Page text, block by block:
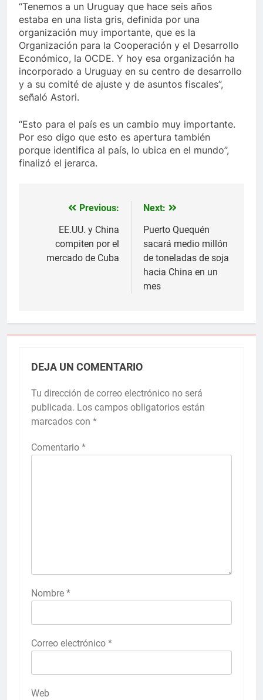
“Tenemos a un Uruguay que hace seis años
estaba en una lista gris, definida por una
organización muy importante, que es la
Organización para la Cooperación y el Desarrollo
Económico, la OCDE. Y hoy esa organización ha
incorporado a Uruguay en su centro de desarrollo
y a su comité de ajuste y de asuntos fiscales”,
señaló Astori.
“Esto para el país es un cambio muy importante.
Por eso digo que esto es apertura también
porque identifica al país, lo ubica en el mundo”,
finalizó el jerarca.
Navegación
entradas
Previous:
EE.UU. y China
compiten por el
mercado de Cuba
Next:
Puerto Quequén
sacará medio millón
de toneladas de soja
hacia China en un
mes
DEJA UN COMENTARIO
Tu dirección de correo electrónico no será
publicada. Los campos obligatorios están
marcados con *
Comentario *
Nombre *
Correo electrónico *
Web